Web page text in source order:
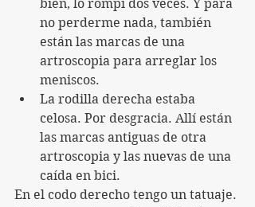
bien, lo rompí dos veces. Y para
no perderme nada, también
están las marcas de una
artroscopia para arreglar los
meniscos.
La rodilla derecha estaba
celosa. Por desgracia. Allí están
las marcas antiguas de otra
artroscopia y las nuevas de una
caída en bici.
En el codo derecho tengo un tatuaje.